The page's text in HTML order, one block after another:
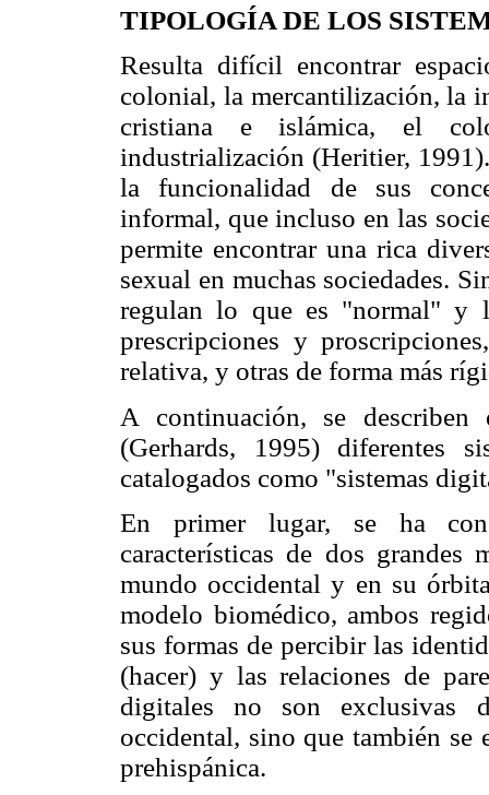
TIPOLOGÍA DE LOS
Resulta difícil encontrar
colonial, la mercantilización, la
cristiana e islámica, el
industrialización (Heritier,
la funcionalidad de sus
informal, que incluso en las
permite encontrar una rica
sexual en muchas sociedades.
regulan lo que es "normal" y
prescripciones y
relativa, y otras de forma más
A continuación, se
(Gerhards, 1995) diferentes
catalogados como "sistemas
En primer lugar, se ha
características de dos
mundo occidental y en su
modelo biomédico, ambos
sus formas de percibir las
(hacer) y las relaciones de
digitales no son exclusivas
occidental, sino que también se
prehispánica.